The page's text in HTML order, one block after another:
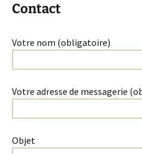
Contact
Votre nom (obligatoire)
Votre adresse de messagerie
Objet